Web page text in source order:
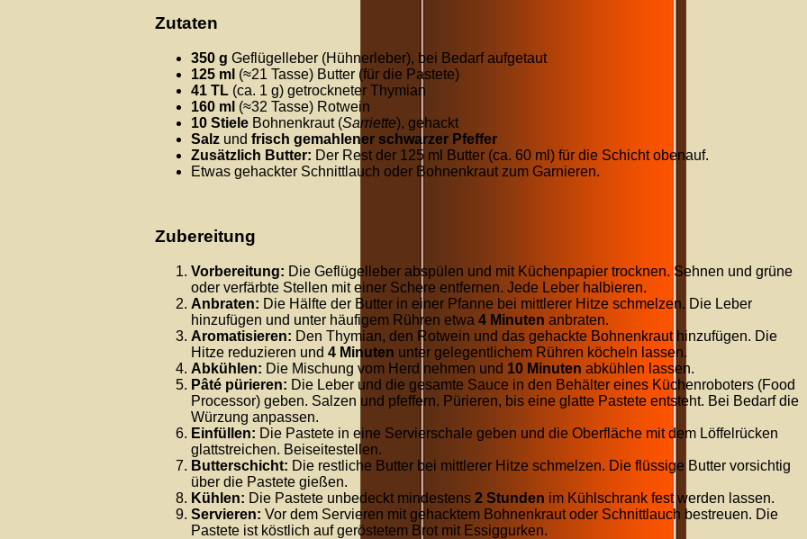
Zutaten
350 g Geflügelleber (Hühnerleber), bei Bedarf aufgetaut
125 ml (≈21 Tasse) Butter (für die Pastete)
41 TL (ca. 1 g) getrockneter Thymian
160 ml (≈32 Tasse) Rotwein
10 Stiele Bohnenkraut (Sarriette), gehackt
Salz und frisch gemahlener schwarzer Pfeffer
Zusätzlich Butter: Der Rest der 125 ml Butter (ca. 60 ml ) für die Schicht obenauf.
Etwas gehackter Schnittlauch oder Bohnenkraut zum Garnieren.
Zubereitung
Vorbereitung: Die Geflügelleber abspülen und mit Küchenpapier trocknen. Sehnen und grüne
oder verfärbte Stellen mit einer Schere entfernen. Jede Leber halbieren.
Anbraten: Die Hälfte der Butter in einer Pfanne bei mittlerer Hitze schmelzen. Die Leber
hinzufügen und unter häufigem Rühren etwa 4 Minuten anbraten.
Aromatisieren: Den Thymian, den Rotwein und das gehackte Bohnenkraut hinzufügen. Die
Hitze reduzieren und 4 Minuten unter gelegentlichem Rühren köcheln lassen.
Abkühlen: Die Mischung vom Herd nehmen und 10 Minuten abkühlen lassen.
Pâté pürieren: Die Leber und die gesamte Sauce in den Behälter eines Küchenroboters (Food
Processor) geben. Salzen und pfeffern. Pürieren, bis eine glatte Pastete entsteht. Bei Bedarf die
Würzung anpassen.
Einfüllen: Die Pastete in eine Servierschale geben und die Oberfläche mit dem Löffelrücken
glattstreichen. Beiseitestellen.
Butterschicht: Die restliche Butter bei mittlerer Hitze schmelzen. Die flüssige Butter vorsichtig
über die Pastete gießen.
Kühlen: Die Pastete unbedeckt mindestens 2 Stunden im Kühlschrank fest werden lassen.
Servieren: Vor dem Servieren mit gehacktem Bohnenkraut oder Schnittlauch bestreuen. Die
Pastete ist köstlich auf geröstetem Brot mit Essiggurken.